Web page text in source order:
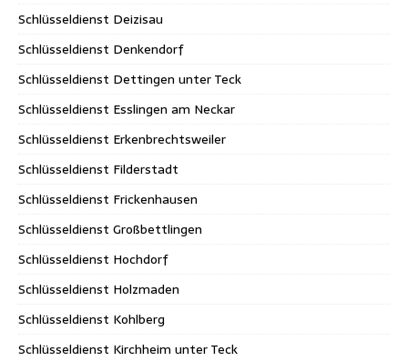
Schlüsseldienst Deizisau
Schlüsseldienst Denkendorf
Schlüsseldienst Dettingen unter Teck
Schlüsseldienst Esslingen am Neckar
Schlüsseldienst Erkenbrechtsweiler
Schlüsseldienst Filderstadt
Schlüsseldienst Frickenhausen
Schlüsseldienst Großbettlingen
Schlüsseldienst Hochdorf
Schlüsseldienst Holzmaden
Schlüsseldienst Kohlberg
Schlüsseldienst Kirchheim unter Teck